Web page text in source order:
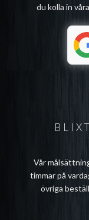
Vår
timmar på
övriga
du kolla in våra